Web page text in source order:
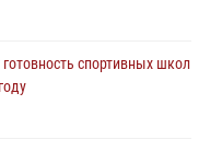
спортивных школ